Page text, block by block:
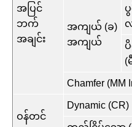
အပြင်
ဘက်
အချင်း
အကျယ် (ခ)
အကျယ်
(
Chamfer (MM
ဝန်တင်
Dynamic (CR)